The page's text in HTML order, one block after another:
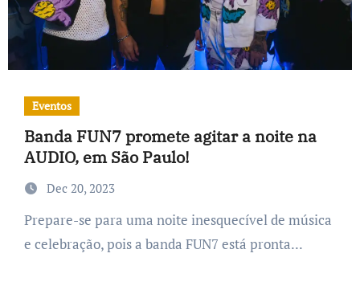
Eventos
Banda FUN7 promete agitar a noite na
AUDIO, em São Paulo!
Dec 20, 2023
Prepare-se para uma noite inesquecível de música
e celebração, pois a banda FUN7 está pronta...